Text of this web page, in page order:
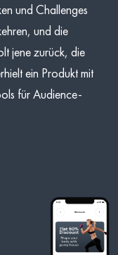
und Challenges
und die
jene zurück, die
ein Produkt mit
für Audience-